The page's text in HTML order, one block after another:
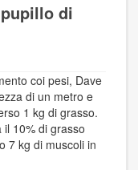
pupillo di
coi pesi, Dave
di un metro e
1 kg di grasso.
10% di grasso
7 kg di muscoli in